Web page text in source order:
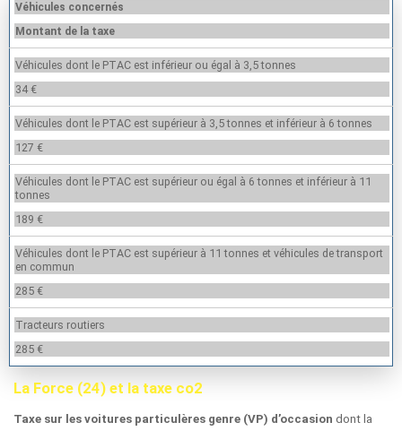
Véhicules concernés
Montant de la taxe
Véhicules dont le PTAC est inférieur ou égal à 3,5 tonnes
34 €
Véhicules dont le PTAC est supérieur à 3,5 tonnes et inférieur à 6 tonnes
127 €
Véhicules dont le PTAC est supérieur ou égal à 6 tonnes et inférieur à 11
tonnes
189 €
Véhicules dont le PTAC est supérieur à 11 tonnes et véhicules de transport
en commun
285 €
Tracteurs routiers
285 €
La Force (24) et la taxe co2
Taxe sur les voitures particulères genre (VP) d’occasion dont la